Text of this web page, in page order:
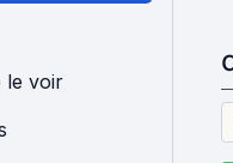
le voir